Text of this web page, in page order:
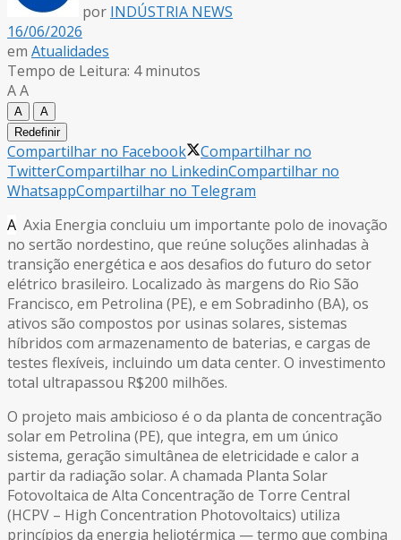
por INDÚSTRIA NEWS
16/06/2026
em Atualidades
Tempo de Leitura: 4 minutos
AA
A
A
Redefinir
Compartilhar no Facebook
Compartilhar no
TwitterCompartilhar no LinkedinCompartilhar no
WhatsappCompartilhar no Telegram
A Axia Energia concluiu um importante polo de inovação
no sertão nordestino, que reúne soluções alinhadas à
transição energética e aos desafios do futuro do setor
elétrico brasileiro. Localizado às margens do Rio São
Francisco, em Petrolina (PE), e em Sobradinho (BA), os
ativos são compostos por usinas solares, sistemas
híbridos com armazenamento de baterias, e cargas de
testes flexíveis, incluindo um data center. O investimento
total ultrapassou R$200 milhões.
O projeto mais ambicioso é o da planta de concentração
solar em Petrolina (PE), que integra, em um único
sistema, geração simultânea de eletricidade e calor a
partir da radiação solar. A chamada Planta Solar
Fotovoltaica de Alta Concentração de Torre Central
(HCPV – High Concentration Photovoltaics) utiliza
princípios da energia heliotérmica — termo que combina